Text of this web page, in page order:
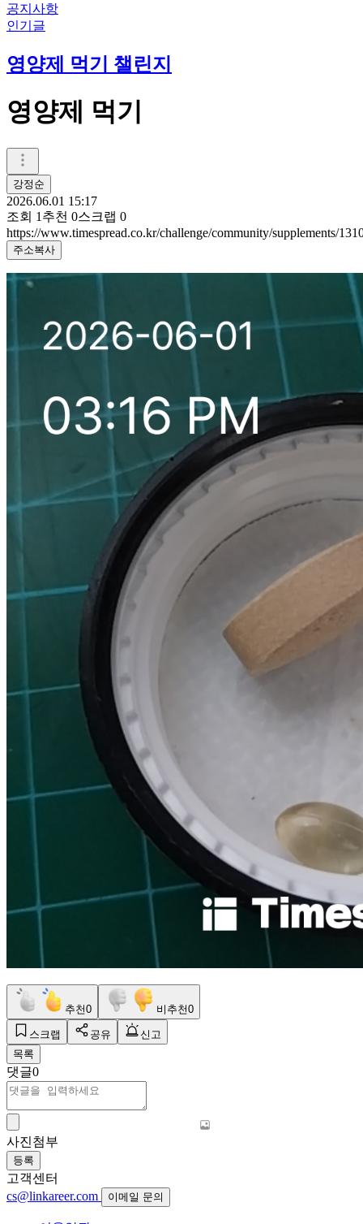
공지사항
인기글
영양제 먹기 챌린지
영양제 먹기
강정순
2026.06.01 15:17
조회 1 추천 0스크랩 0
https://www.timespread.co.kr/challenge/community/supplements/
주소복사
추천0 비추천0
스크랩 공유
신고
목록
댓글0
사진첨부
등록
고객센터
cs@linkareer.com
이메일 문의